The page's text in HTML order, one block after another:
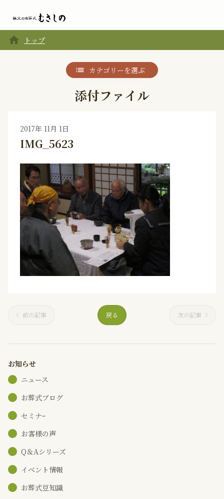
home トップ
カテゴリーを選ぶ
添付ファイル
2017年 11月 1日
IMG_5623
前の記事 戻る 次の記事
お知らせ
ニュース
お葬式ブログ
セミナｰ
お客様の声
Q＆Aシリーズ
イベント情報
お葬式豆知識